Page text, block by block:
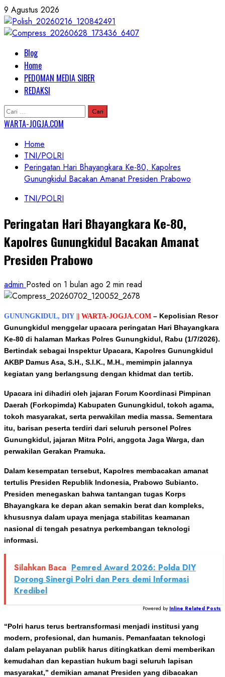
Skip
to
content
9 Agustus 2026
Primary
Menu
Blog
Home
PEDOMAN MEDIA SIBER
REDAKSI
Cari
untuk:
WARTA-JOGJA.COM
Home
TNI/POLRI
Peringatan Hari Bhayangkara Ke-80, Kapolres
Gunungkidul Bacakan Amanat Presiden Prabowo
TNI/POLRI
Peringatan Hari Bhayangkara Ke-80,
Kapolres Gunungkidul Bacakan Amanat
Presiden Prabowo
admin Posted on 1 bulan ago 2 min read
GUNUNGKIDUL, DIY || WARTA-JOGJA.COM – Kepolisian Resor
Gunungkidul menggelar upacara peringatan Hari Bhayangkara
Ke-80 di halaman Markas Polres Gunungkidul, Rabu (1/7/2026).
Bertindak sebagai Inspektur Upacara, Kapolres Gunungkidul
AKBP Damus Asa, S.H., S.I.K., M.H., memimpin jalannya
kegiatan yang berlangsung dengan khidmat dan tertib.
Upacara ini dihadiri oleh jajaran Forum Koordinasi Pimpinan
Daerah (Forkopimda) Kabupaten Gunungkidul, tokoh agama,
tokoh masyarakat, serta perwakilan media massa. Sementara
itu, barisan peserta terdiri dari seluruh personel Polres
Gunungkidul, jajaran Mitra Polri, anggota Jaga Warga, dan
perwakilan Gerakan Pramuka.
Dalam kesempatan tersebut, Kapolres membacakan amanat
tertulis Presiden Republik Indonesia, Prabowo Subianto.
Presiden menegaskan bahwa tantangan tugas Korps
Bhayangkara ke depan akan semakin berat dan kompleks,
khususnya dalam upaya menjaga stabilitas keamanan
nasional di tengah pesatnya perkembangan teknologi
informasi.
Silahkan Baca Pemred Award 2026: Polda DIY
Dorong Sinergi Polri dan Pers demi Informasi
Kredibel
Powered by Inline Related Posts
“Polri harus terus bertransformasi menjadi institusi yang
modern, profesional, dan humanis. Pemanfaatan teknologi
dalam pelayanan publik harus ditingkatkan demi memberikan
kemudahan dan kepastian hukum bagi seluruh lapisan
masyarakat,” demikian amanat Presiden yang dibacakan